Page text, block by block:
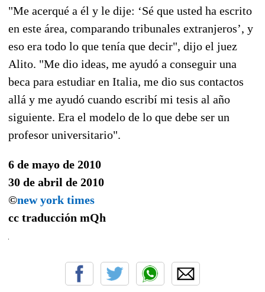
"Me acerqué a él y le dije: ‘Sé que usted ha escrito
en este área, comparando tribunales extranjeros’, y
eso era todo lo que tenía que decir", dijo el juez
Alito. "Me dio ideas, me ayudó a conseguir una
beca para estudiar en Italia, me dio sus contactos
allá y me ayudó cuando escribí mi tesis al año
siguiente. Era el modelo de lo que debe ser un
profesor universitario".
6 de mayo de 2010
30 de abril de 2010
©new york times
cc traducción mQh